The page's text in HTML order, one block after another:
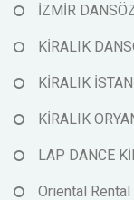
İZMİR
KİRALIK
KİRALIK
KİRALIK
LAP DANCE
Oriental